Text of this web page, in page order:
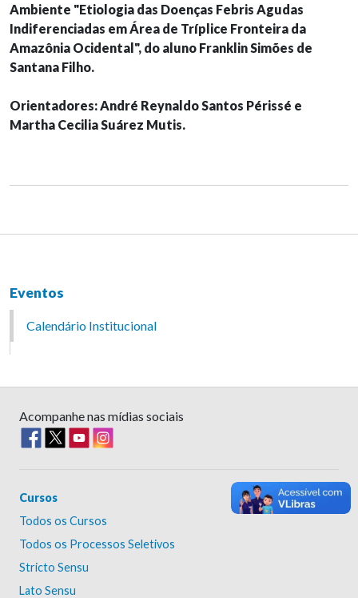
Ambiente "Etiologia das Doenças Febris Agudas
Indiferenciadas em Área de Tríplice Fronteira da
Amazônia Ocidental", do aluno Franklin Simões de
Santana Filho.
Orientadores: André Reynaldo Santos Périssé e
Martha Cecilia Suárez Mutis.
Eventos
Calendário Institucional
Acompanhe nas mídias sociais
Cursos
Todos os Cursos
Todos os Processos Seletivos
Stricto Sensu
Lato Sensu